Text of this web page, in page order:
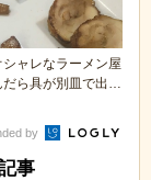
シャレなラーメン屋
ら具が別皿で出て
by
事